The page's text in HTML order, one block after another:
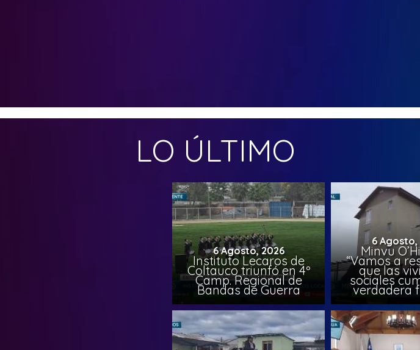
LO ÚLTIMO
6 Agosto, 2026
Instituto Lecaros de
Coltauco triunfó en 4º
Camp. Regional de
Bandas de Guerra
6 Agosto,
Minvu
“Vamos a
que las
sociales
verdadera